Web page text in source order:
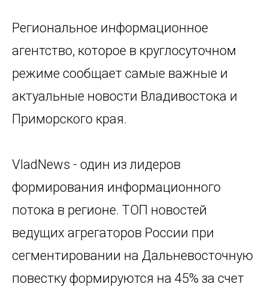
Региональное информационное
агентство, которое в круглосуточном
режиме сообщает самые важные и
актуальные новости Владивостока и
Приморского края.
VladNews - один из лидеров
формирования информационного
потока в регионе. ТОП новостей
ведущих агрегаторов России при
сегментировании на Дальневосточную
повестку формируются на 45% за счет